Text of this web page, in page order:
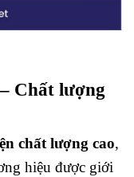
Chất lượng
chất lượng cao,
hiệu được giới